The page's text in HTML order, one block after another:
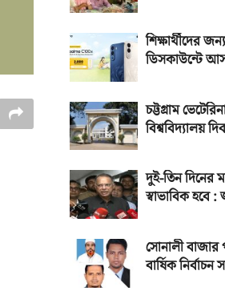
শিক্ষার্থীদের
ডিসকাউন্টে
চট্টগ্রাম
বিশ্ববিদ্যালয়
দুই-তিন দিনের
স্বাভাবিক হবে :
সোনালী বাজার
বার্ষিক নির্বাচন